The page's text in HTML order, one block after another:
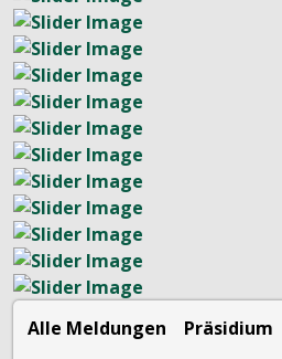
Alle Meldungen Präsidium